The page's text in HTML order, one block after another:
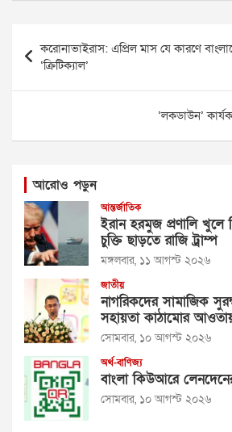
navigation
করোনাভাইরাস: এপ্রিল মাস যে কারণে
‘ক্রিটিক্যাল’
‘লকডাউন’
আরোও পড়ুন
আন্তর্জাতিক
ইরান হরমুজ প্রণালি খুলে
চুক্তি ছাড়তে রাজি ট্রাম্প
মঙ্গলবার, ১১ আগস্ট ২০২৬
জাতীয়
নাগরিকদের সামাজিক
সহায়তা কাঠামোর
সোমবার, ১০ আগস্ট ২০২৬
অর্থ-বাণিজ্য
বাংলা কিউআরে
সোমবার, ১০ আগস্ট ২০২৬